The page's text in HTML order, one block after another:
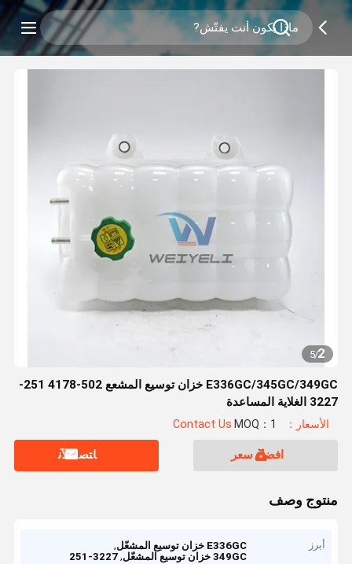
2
/
5
E336GC/345GC/349GC خزان توسيع المشعع 502-4178 251-
3227 الغلاية المساعدة
الأسعار：Contact Us MOQ：1
افضل سعر ﺎﺘﺼﻟ ﺍﻶﻧ
منتوج وصف
أبرز E336GC خزان توسيع المشعّل
,
349GC خزان توسيع المشعّل
,
251-3227